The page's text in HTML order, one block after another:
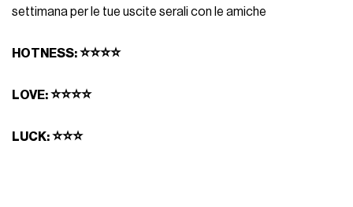
settimana per le tue uscite serali con le amiche
HOTNESS:⭐⭐⭐⭐
LOVE:⭐⭐⭐⭐
LUCK:⭐⭐⭐